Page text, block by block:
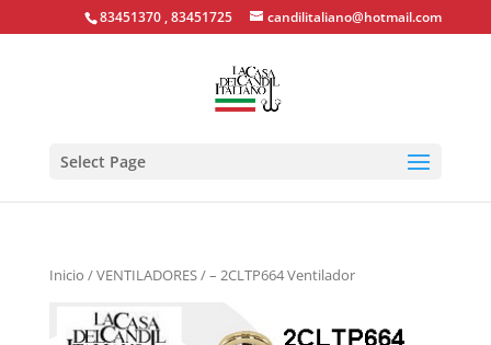
83451370 , 83451725 candilitaliano@hotmail.com
Select Page
Inicio /VENTILADORES/ – 2CLTP664 Ventilador